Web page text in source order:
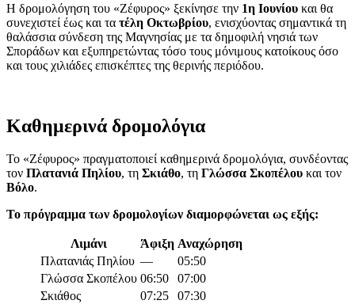
Η δρομολόγηση του «Ζέφυρος» ξεκίνησε την 1η Ιουνίου και θα
συνεχιστεί έως και τα τέλη Οκτωβρίου, ενισχύοντας σημαντικά τη
θαλάσσια σύνδεση της Μαγνησίας με τα δημοφιλή νησιά των
Σποράδων και εξυπηρετώντας τόσο τους μόνιμους κατοίκους όσο
και τους χιλιάδες επισκέπτες της θερινής περιόδου.
Καθημερινά δρομολόγια
Το «Ζέφυρος» πραγματοποιεί καθημερινά δρομολόγια, συνδέοντας
τον Πλατανιά Πηλίου, τη Σκιάθο, τη Γλώσσα Σκοπέλου και τον
Βόλο.
Το πρόγραμμα των δρομολογίων διαμορφώνεται ως εξής:
Λιμάνι Άφιξη Αναχώρηση
Πλατανιάς Πηλίου —
05:50
Γλώσσα Σκοπέλου 06:50
07:00
Σκιάθος
07:25
07:30